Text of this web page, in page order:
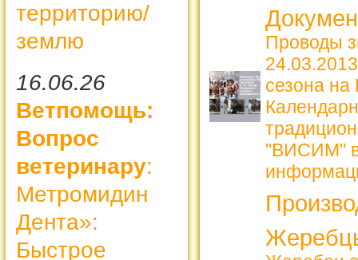
территорию/
землю
16.06.26
Ветпомощь:
Вопрос
ветеринару:
Метромидин
Дента»:
Быстрое
Проводы
24.03.2013
сезона
"ВИСИМ" в